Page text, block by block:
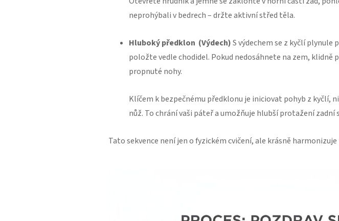
neprohýbali v bedrech – držte aktivní střed těla.
Hluboký předklon (Výdech)S výdechem se z kyčlí plynule
položte vedle chodidel. Pokud nedosáhnete na zem,
propnuté nohy.
Klíčem k bezpečnému předklonu je iniciovat pohyb z kyčlí,
nůž. To chrání vaši páteř a umožňuje hlubší protažení zadní
Tato sekvence není jen o fyzickém cvičení, ale krásně